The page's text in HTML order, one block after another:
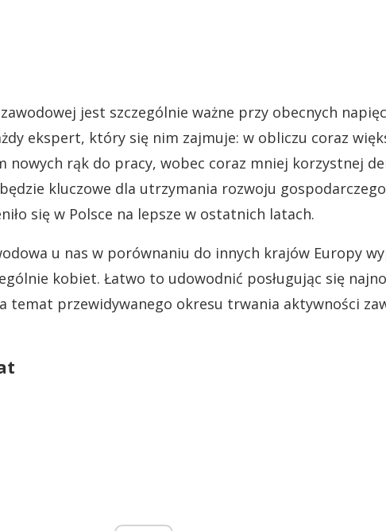
jest szczególnie ważne przy obecnych
ekspert, który się nim zajmuje: w obliczu coraz
nowych rąk do pracy, wobec coraz mniej korzystnej
kluczowe dla utrzymania rozwoju
się w Polsce na lepsze w ostatnich latach.
u nas w porównaniu do innych krajów Europy
kobiet. Łatwo to udowodnić posługując się
temat przewidywanego okresu trwania aktywności